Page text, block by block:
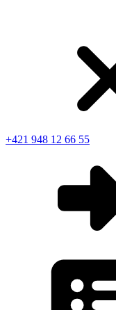
+421 948 12 66 55